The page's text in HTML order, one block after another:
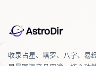
AstroDir
收录占星、塔罗、八字、易